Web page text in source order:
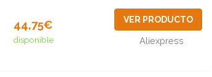
44,75€
disponible
VER PRODUCTO
Aliexpress